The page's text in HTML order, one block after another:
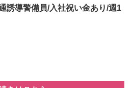
誘導警備員/入社祝い金あり/週1